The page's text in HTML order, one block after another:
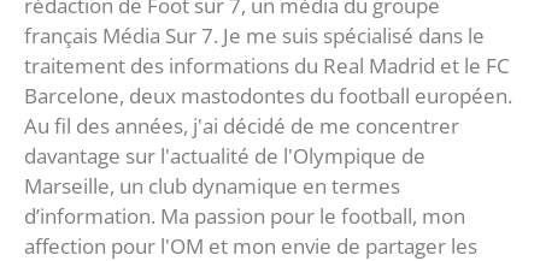
français Média Sur 7. Je me suis spécialisé dans le
traitement des informations du Real Madrid et le FC
Barcelone, deux mastodontes du football européen.
Au fil des années, j'ai décidé de me concentrer
davantage sur l'actualité de l'Olympique de
Marseille, un club dynamique en termes
d’information. Ma passion pour le football, mon
affection pour l'OM et mon envie de partager les